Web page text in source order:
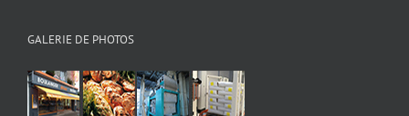
GALERIE DE PHOTOS